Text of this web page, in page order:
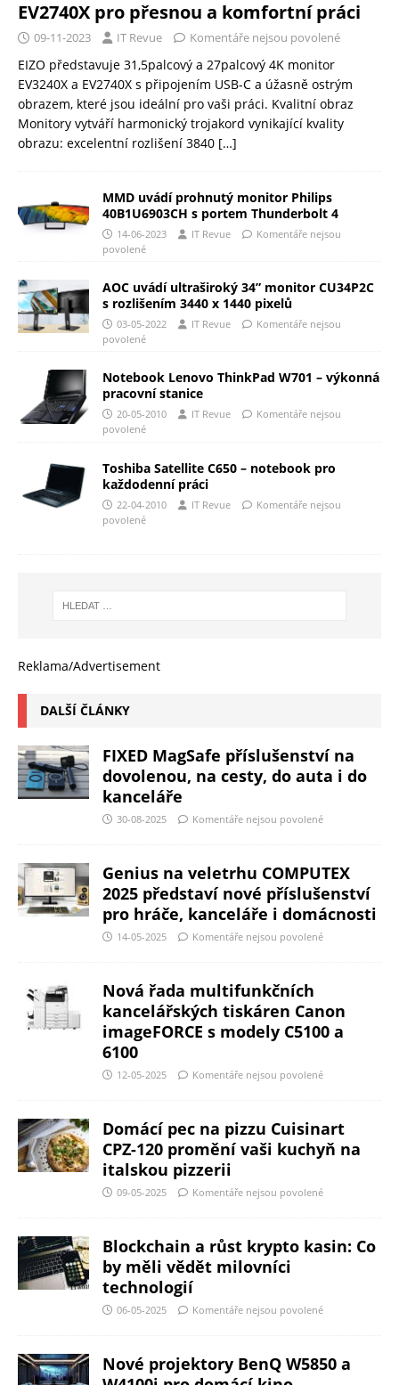
EV2740X pro přesnou a komfortní práci
09-11-2023 IT Revue Komentáře nejsou povolené
EIZO představuje 31,5palcový a 27palcový 4K monitor
EV3240X a EV2740X s připojením USB-C a úžasně ostrým
obrazem, které jsou ideální pro vaši práci. Kvalitní obraz
Monitory vytváří harmonický trojakord vynikající kvality
obrazu: excelentní rozlišení 3840 […]
MMD uvádí prohnutý monitor Philips
40B1U6903CH s portem Thunderbolt 4
14-06-2023 IT Revue
Komentáře nejsou
povolené
AOC uvádí ultraširoký 34” monitor CU34P2C
s rozlišením 3440 x 1440 pixelů
03-05-2022 IT Revue
Komentáře nejsou
povolené
Notebook Lenovo ThinkPad W701 – výkonná
pracovní stanice
20-05-2010 IT Revue
Komentáře nejsou
povolené
Toshiba Satellite C650 – notebook pro
každodenní práci
22-04-2010 IT Revue
Komentáře nejsou
povolené
Reklama/Advertisement
DALŠÍ ČLÁNKY
FIXED MagSafe příslušenství na
dovolenou, na cesty, do auta i do
kanceláře
30-08-2025 Komentáře nejsou povolené
Genius na veletrhu COMPUTEX
2025 představí nové příslušenství
pro hráče, kanceláře i domácnosti
14-05-2025 Komentáře nejsou povolené
Nová řada multifunkčních
kancelářských tiskáren Canon
imageFORCE s modely C5100 a
6100
12-05-2025 Komentáře nejsou povolené
Domácí pec na pizzu Cuisinart
CPZ-120 promění vaši kuchyň na
italskou pizzerii
09-05-2025 Komentáře nejsou povolené
Blockchain a růst krypto kasin: Co
by měli vědět milovníci
technologií
06-05-2025 Komentáře nejsou povolené
Nové projektory BenQ W5850 a